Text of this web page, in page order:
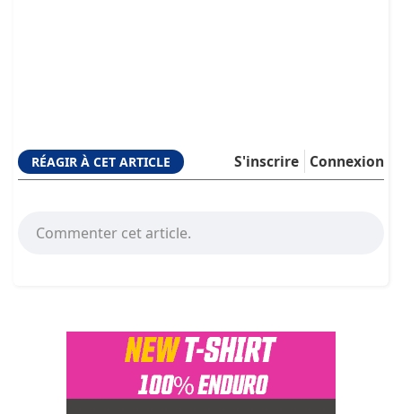
RÉAGIR À CET ARTICLE Connexion
S'inscrire
Commenter cet article.